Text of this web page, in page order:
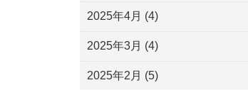
2025年4月 (4)
2025年3月 (4)
2025年2月 (5)